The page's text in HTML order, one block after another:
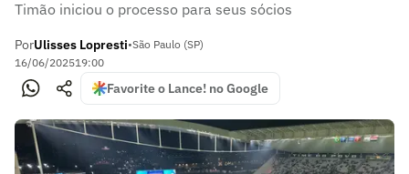
Timão iniciou o processo para seus sócios
PorUlisses Lopresti•São Paulo (SP)
16/06/202519:00
Favorite o Lance! no Google